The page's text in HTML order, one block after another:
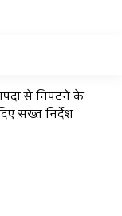
से निपटने के
सख्त निर्देश